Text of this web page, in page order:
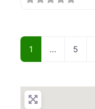
1 … 5